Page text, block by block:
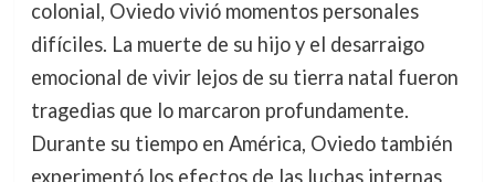
colonial, Oviedo vivió momentos personales
difíciles. La muerte de su hijo y el desarraigo
emocional de vivir lejos de su tierra natal fueron
tragedias que lo marcaron profundamente.
Durante su tiempo en América, Oviedo también
experimentó los efectos de las luchas internas